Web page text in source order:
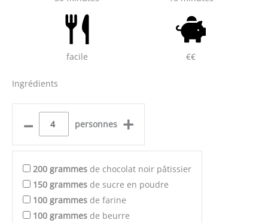
facile €€
Ingrédients
– personnes +
200 grammes de chocolat noir pâtissier
150 grammes de sucre en poudre
100 grammes de farine
100 grammes de beurre